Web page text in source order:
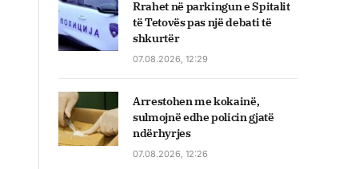
Rrahet në parkingun e Spitalit
të Tetovës pas një debati të
shkurtër
07.08.2026, 12:29
Arrestohen me kokainë,
sulmojnë edhe policin gjatë
ndërhyrjes
07.08.2026, 12:26